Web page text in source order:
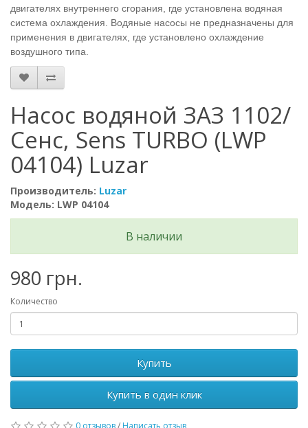
двигателях внутреннего сгорания, где установлена водяная
система охлаждения. Водяные насосы не предназначены для
применения в двигателях, где установлено охлаждение
воздушного типа.
Насос водяной ЗАЗ 1102/
Сенс, Sens TURBO (LWP
04104) Luzar
Производитель: Luzar
Модель: LWP 04104
В наличии
980 грн.
Количество
Купить
Купить в один клик
0 отзывов/ Написать отзыв